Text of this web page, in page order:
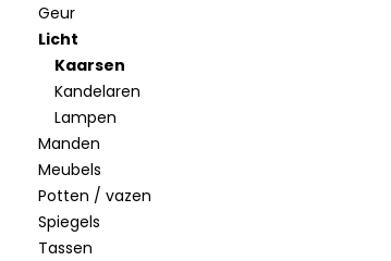
Geur
Licht
Kaarsen
Kandelaren
Lampen
Manden
Meubels
Potten / vazen
Spiegels
Tassen